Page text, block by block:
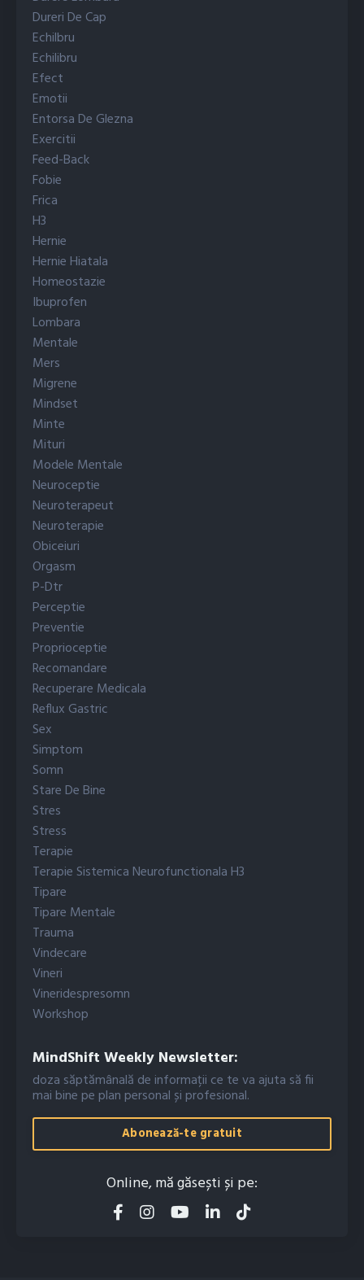
Dureri De Cap
Echilbru
Echilibru
Efect
Emotii
Entorsa De Glezna
Exercitii
Feed-Back
Fobie
Frica
H3
Hernie
Hernie Hiatala
Homeostazie
Ibuprofen
Lombara
Mentale
Mers
Migrene
Mindset
Minte
Mituri
Modele Mentale
Neuroceptie
Neuroterapeut
Neuroterapie
Obiceiuri
Orgasm
P-Dtr
Perceptie
Preventie
Proprioceptie
Recomandare
Recuperare Medicala
Reflux Gastric
Sex
Simptom
Somn
Stare De Bine
Stres
Stress
Terapie
Terapie Sistemica Neurofunctionala H3
Tipare
Tipare Mentale
Trauma
Vindecare
Vineri
Vineridespresomn
Workshop
MindShift Weekly Newsletter:
doza săptămânală de informații ce te va ajuta să fii
mai bine pe plan personal și profesional.
Abonează-te gratuit
Online, mă găsești și pe: